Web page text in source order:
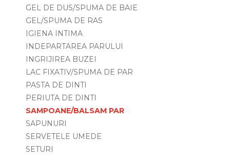
GEL DE DUS/SPUMA DE BAIE
GEL/SPUMA DE RAS
IGIENA INTIMA
INDEPARTAREA PARULUI
INGRIJIREA BUZEI
LAC FIXATIV/SPUMA DE PAR
PASTA DE DINTI
PERIUTA DE DINTI
SAMPOANE/BALSAM PAR
SAPUNURI
SERVETELE UMEDE
SETURI